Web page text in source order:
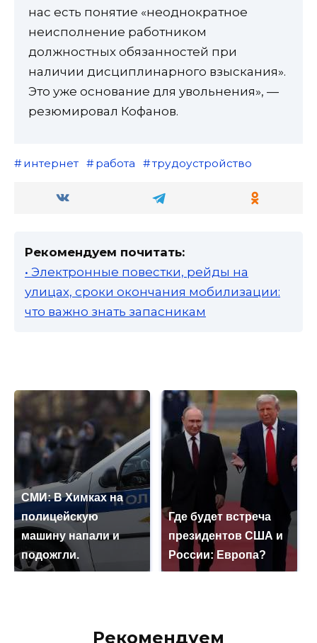
нас есть понятие «неоднократное
неисполнение работником
должностных обязанностей при
наличии дисциплинарного взыскания».
Это уже основание для увольнения», —
резюмировал Кофанов.
интернет работа трудоустройство
Рекомендуем почитать:
• Электронные повестки, рейды на
улицах, сроки окончания мобилизации:
что важно знать запасникам
СМИ: В Химках на
полицейскую
машину напали и
подожгли.
Где будет встреча
президентов США и
России: Европа?
Рекомендуем